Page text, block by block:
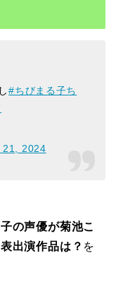
#ちびまる子ち
21, 2024
の声優が菊池こ
出演作品は？ を